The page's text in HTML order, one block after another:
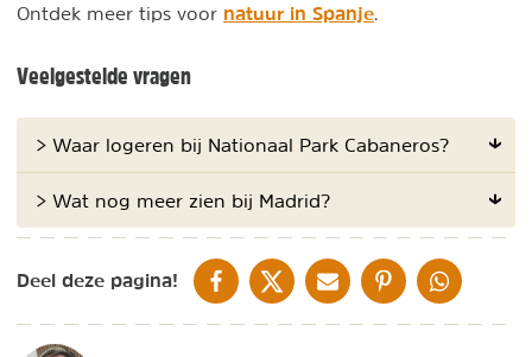
Ontdek meer tips voor natuur in Spanje.
Veelgestelde vragen
> Waar logeren bij Nationaal Park Cabaneros?
> Wat nog meer zien bij Madrid?
Deel deze pagina! DELEN OP FACEBOOK
DELEN OP XDELEN VIA DE MAIL
DELEN OP PINTEREST
DELEN OP